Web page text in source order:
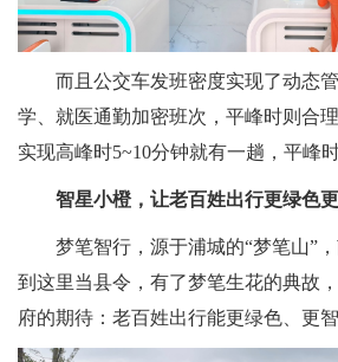
而且公交车发班密度实现了动态
学、就医通勤加密班次，平峰时则合
实现高峰时5~10分钟就有一趟，平峰
智星小橙，让老百姓出行更绿色
梦笔智行，源于浦城的“梦笔山”
到这里当县令，有了梦笔生花的典故
府的期待：老百姓出行能更绿色、更智